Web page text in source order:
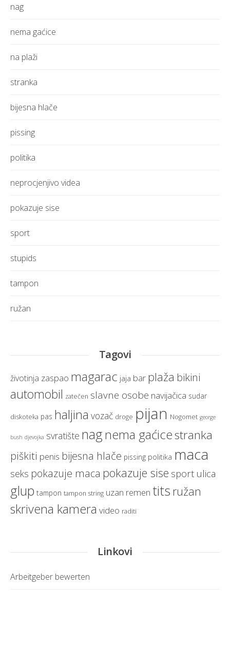
nag
nema gaćice
na plaži
stranka
bijesna hlače
pissing
politika
neprocjenjivo videa
pokazuje sise
sport
stupids
tampon
ružan
Tagovi
životinja zaspao magarac jaja bar plaža bikini
automobil zatečen slavne osobe navijačica sudar
diskoteka pas haljina vozač droge pijan Nogomet george
bush djevojka svratište nagnema gaćicestranka
piškiti penis bijesna hlače pissing politika maca
seks pokazuje maca pokazuje sise sport ulica
glup tampon tampon string uzan remen tits ružan
skrivena kamera video raditi
Linkovi
Arbeitgeber bewerten